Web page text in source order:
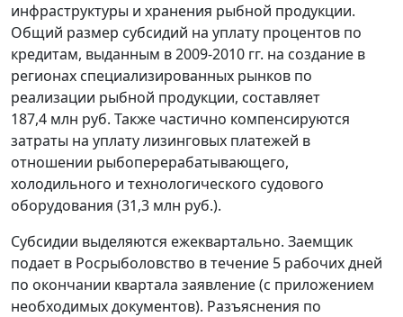
инфраструктуры и хранения рыбной продукции.
Общий размер субсидий на уплату процентов по
кредитам, выданным в 2009-2010 гг. на создание в
регионах специализированных рынков по
реализации рыбной продукции, составляет
187,4 млн руб. Также частично компенсируются
затраты на уплату лизинговых платежей в
отношении рыбоперерабатывающего,
холодильного и технологического судового
оборудования (31,3 млн руб.).
Субсидии выделяются ежеквартально. Заемщик
подает в Росрыболовство в течение 5 рабочих дней
по окончании квартала заявление (с приложением
необходимых документов). Разъяснения по